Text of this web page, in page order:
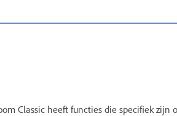
Classic heeft functies die specifiek zijn